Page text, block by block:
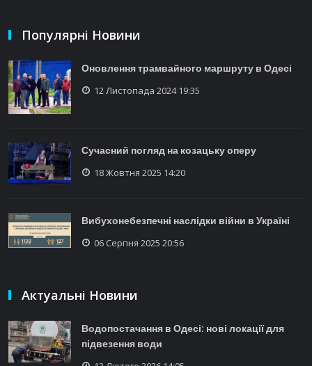
Популярні Новини
Оновлення трамвайного маршруту в Одесі
12 Листопада 2024 19:35
Сучасний погляд на козацьку оперу
18 Жовтня 2025 14:20
Вибухонебезпечні наслідки війни в Україні
06 Серпня 2025 20:56
Актуальні Новини
Водопостачання в Одесі: нові локації для
підвезення води